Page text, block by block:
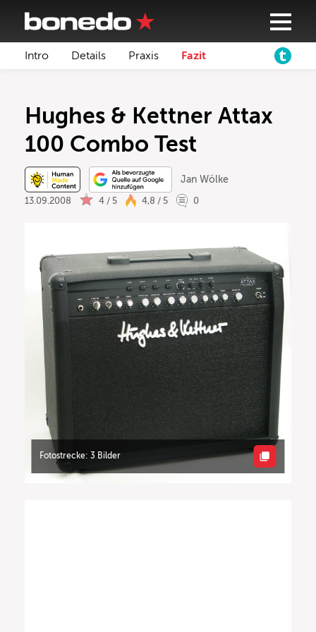
Intro Details Praxis Fazit
Hughes & Kettner Attax
100 Combo Test
Jan Wölke
13.09.2008 4 / 5 4,8 / 5 0
Fotostrecke: 3 Bilder